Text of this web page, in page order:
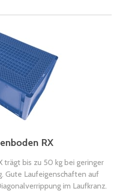
RX
trägt bis zu 50 kg bei geringer
Gute Laufeigenschaften auf
im Laufkranz.